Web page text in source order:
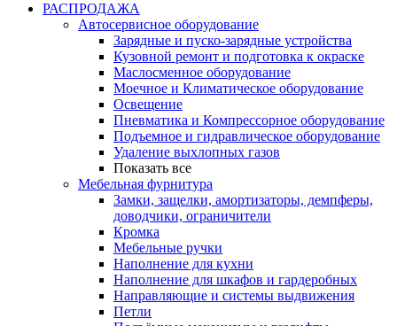
РАСПРОДАЖА
Автосервисное оборудование
Зарядные и пуско-зарядные устройства
Кузовной ремонт и подготовка к окраске
Маслосменное оборудование
Моечное и Климатическое оборудование
Освещение
Пневматика и Компрессорное оборудование
Подъемное и гидравлическое оборудование
Удаление выхлопных газов
Показать все
Мебельная фурнитура
Замки, защелки, амортизаторы, демпферы,
доводчики, ограничители
Кромка
Мебельные ручки
Наполнение для кухни
Наполнение для шкафов и гардеробных
Направляющие и системы выдвижения
Петли